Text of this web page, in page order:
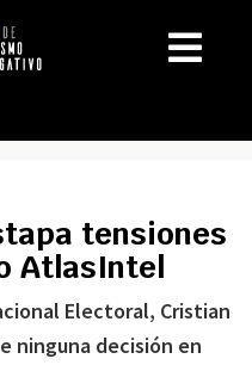
tensiones
AtlasIntel
Electoral, Cristian
ninguna decisión en